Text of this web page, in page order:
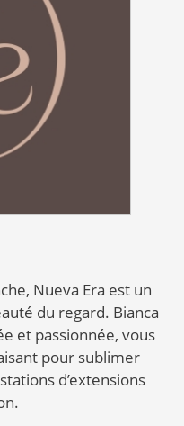
Nueva Era est un
du regard. Bianca
et passionnée, vous
pour sublimer
d’extensions